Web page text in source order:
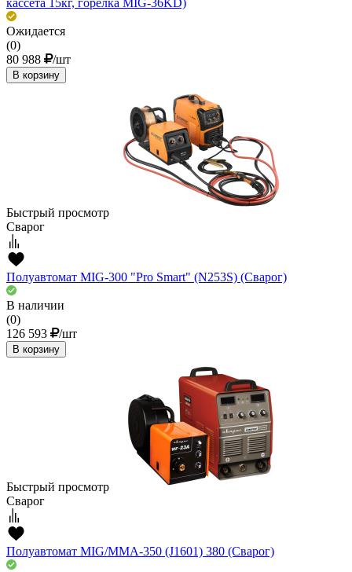
кассета 15кг, горелка MIG-36KD)
Ожидается
(0)
80 988
/шт
В корзину
Быстрый просмотр
Сварог
Полуавтомат MIG-300 "Pro Smart" (N253S) (Сварог)
В наличии
(0)
126 593
/шт
В корзину
Быстрый просмотр
Сварог
Полуавтомат MIG/ММА-350 (J1601) 380 (Сварог)